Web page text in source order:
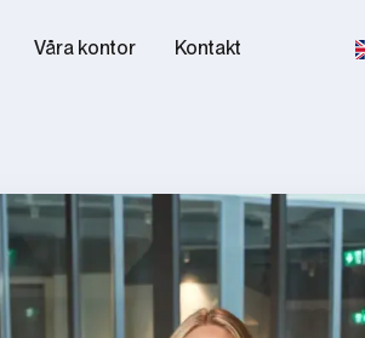
Våra kontor Kontakt